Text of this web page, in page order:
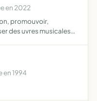
en 2022
promouvoir,
des uvres musicales
en 1994